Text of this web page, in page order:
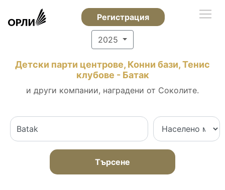
Регистрация
2025
Детски парти центрове, Конни бази, Тенис
клубове - Батак
и други компании, наградени от Соколите.
Търсене